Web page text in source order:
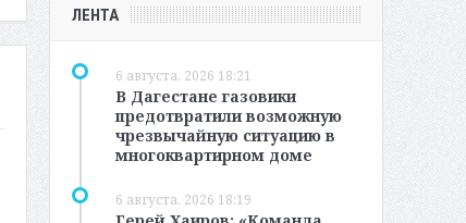
ЛЕНТА
6 августа, 2026 18:21
В Дагестане газовики
предотвратили возможную
чрезвычайную ситуацию в
многоквартирном доме
6 августа, 2026 18:19